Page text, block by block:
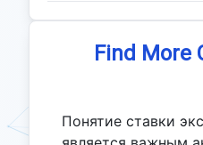
Find More
Понятие ставки